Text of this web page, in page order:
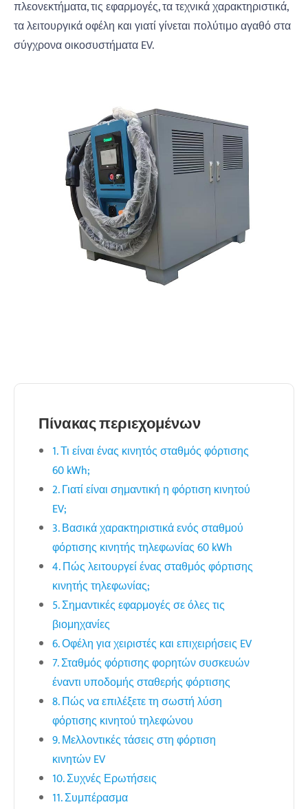
πλεονεκτήματα, τις εφαρμογές, τα τεχνικά χαρακτηριστικά,
τα λειτουργικά οφέλη και γιατί γίνεται πολύτιμο αγαθό στα
σύγχρονα οικοσυστήματα EV.
Πίνακας περιεχομένων
1. Τι είναι ένας κινητός σταθμός φόρτισης
60 kWh;
2. Γιατί είναι σημαντική η φόρτιση κινητού
EV;
3. Βασικά χαρακτηριστικά ενός σταθμού
φόρτισης κινητής τηλεφωνίας 60 kWh
4. Πώς λειτουργεί ένας σταθμός φόρτισης
κινητής τηλεφωνίας;
5. Σημαντικές εφαρμογές σε όλες τις
βιομηχανίες
6. Οφέλη για χειριστές και επιχειρήσεις EV
7. Σταθμός φόρτισης φορητών συσκευών
έναντι υποδομής σταθερής φόρτισης
8. Πώς να επιλέξετε τη σωστή λύση
φόρτισης κινητού τηλεφώνου
9. Μελλοντικές τάσεις στη φόρτιση
κινητών EV
10. Συχνές Ερωτήσεις
11. Συμπέρασμα